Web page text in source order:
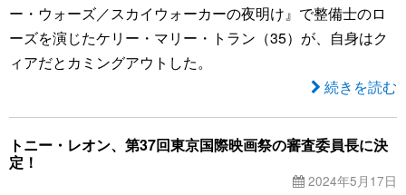
ー・ウォーズ／スカイウォーカーの夜明け』で整備士のロ
ーズを演じたケリー・マリー・トラン（35）が、自身はク
ィアだとカミングアウトした。
続きを読む
トニー・レオン、第37回東京国際映画祭の審査委員長に決
定！
2024年5月17日